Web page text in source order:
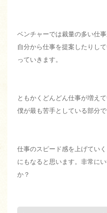
ベンチャーでは裁量の多い仕事
自分から仕事を提案したりし
っていきます。
ともかくどんどん仕事が増えて
僕が最も苦手としている部分で
仕事のスピード感を上げてい
にもなると思います。非常に
か？